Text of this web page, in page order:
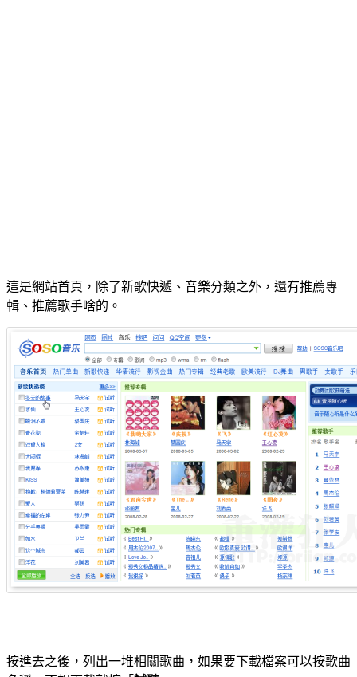
這是網站首頁，除了新歌快遞、音樂分類之外，還有推薦專
輯、推薦歌手啥的。
按進去之後，列出一堆相關歌曲，如果要下載檔案可以按歌曲